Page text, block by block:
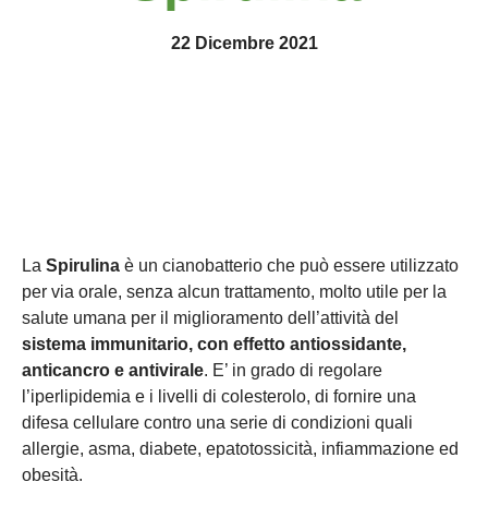
22 Dicembre 2021
La Spirulina è un cianobatterio che può essere utilizzato
per via orale, senza alcun trattamento, molto utile per la
salute umana per il miglioramento dell’attività del
sistema immunitario, con effetto antiossidante,
anticancro e antivirale. E’ in grado di regolare
l’iperlipidemia e i livelli di colesterolo, di fornire una
difesa cellulare contro una serie di condizioni quali
allergie, asma, diabete, epatotossicità, infiammazione ed
obesità.